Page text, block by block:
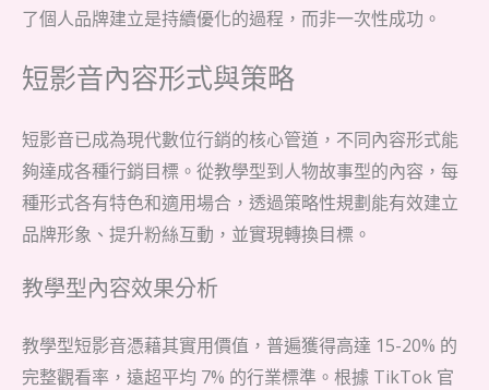
了個人品牌建立是持續優化的過程，而非一次性成功。
短影音內容形式與策略
短影音已成為現代數位行銷的核心管道，不同內容形式能
夠達成各種行銷目標。從教學型到人物故事型的內容，每
種形式各有特色和適用場合，透過策略性規劃能有效建立
品牌形象、提升粉絲互動，並實現轉換目標。
教學型內容效果分析
教學型短影音憑藉其實用價值，普遍獲得高達 15-20% 的
完整觀看率，遠超平均 7% 的行業標準。根據 TikTok 官